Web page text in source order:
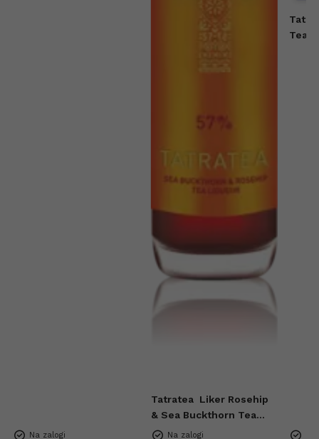
Na zalogi
Tatratea Liker Rosehip
& Sea Buckthorn Tea
Mini 57% 0,04l
Na zalogi
Tea